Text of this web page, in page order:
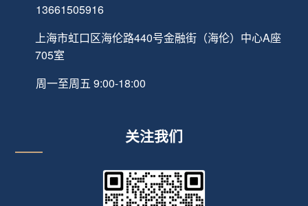
13661505916
上海市虹口区海伦路440号金融街（海伦）中心A座
705室
周一至周五 9:00-18:00
关注我们